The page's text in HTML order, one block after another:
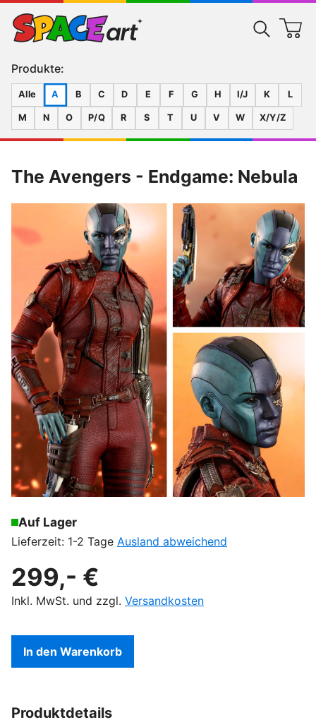
Produkte:
Alle A B C D E F G H I/J K L
M N O P/Q R S T U V W X/Y/Z
The Avengers - Endgame: Nebula
Auf Lager
Lieferzeit: 1-2 Tage Ausland abweichend
299,- €
Inkl. MwSt. und zzgl. Versandkosten
In den Warenkorb
Produktdetails